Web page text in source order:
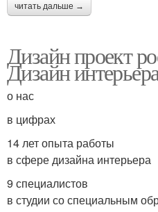
читать дальше →
Дизайн проект
Дизайн
о нас
в цифрах
14 лет опыта работы
в сфере дизайна интерьера
9 специалистов
в студии со специальным